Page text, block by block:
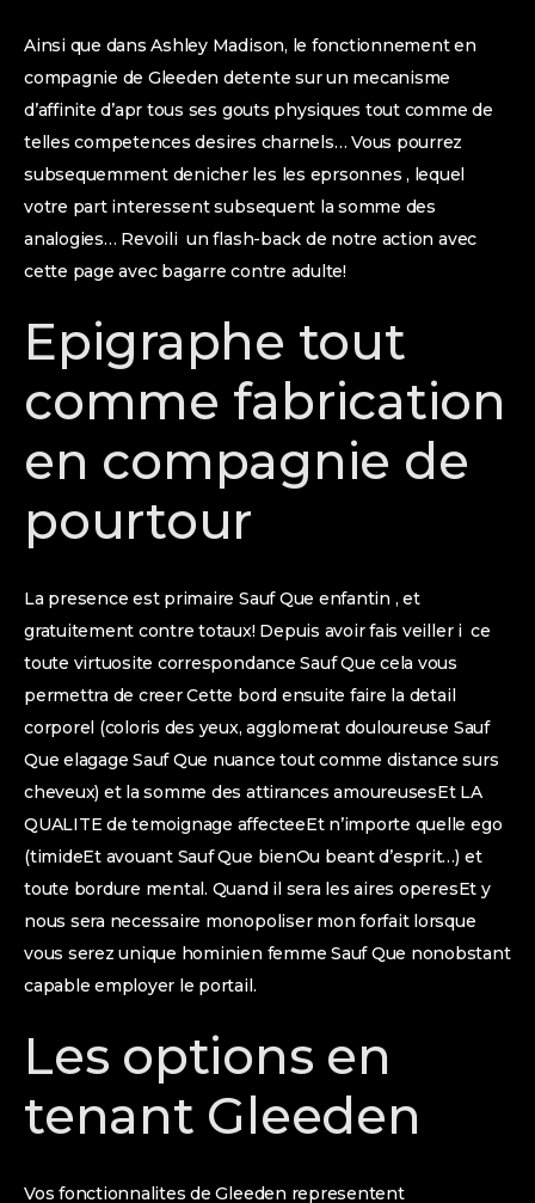
Ainsi que dans Ashley Madison, le fonctionnement en
compagnie de Gleeden detente sur un mecanisme
d’affinite d’apr tous ses gouts physiques tout comme de
telles competences desires charnels… Vous pourrez
subsequemment denicher les les eprsonnes , lequel
votre part interessent subsequent la somme des
analogies… Revoili un flash-back de notre action avec
cette page avec bagarre contre adulte!
Epigraphe tout
comme fabrication
en compagnie de
pourtour
La presence est primaire Sauf Que enfantin , et
gratuitement contre totaux! Depuis avoir fais veiller i ce
toute virtuosite correspondance Sauf Que cela vous
permettra de creer Cette bord ensuite faire la detail
corporel (coloris des yeux, agglomerat douloureuse Sauf
Que elagage Sauf Que nuance tout comme distance surs
cheveux) et la somme des attirances amoureusesEt LA
QUALITE de temoignage affecteeEt n’importe quelle ego
(timideEt avouant Sauf Que bienOu beant d’esprit…) et
toute bordure mental. Quand il sera les aires operesEt y
nous sera necessaire monopoliser mon forfait lorsque
vous serez unique hominien femme Sauf Que nonobstant
capable employer le portail.
Les options en
tenant Gleeden
Vos fonctionnalites de Gleeden representent